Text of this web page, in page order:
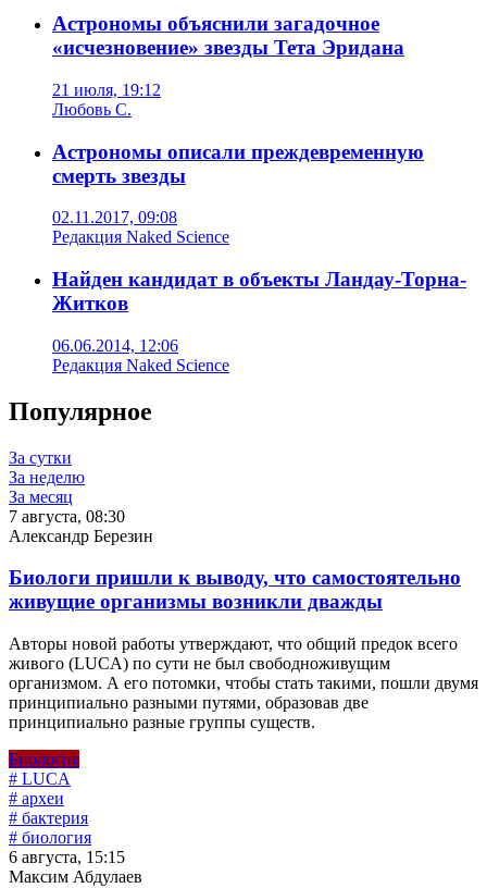
Астрономы объяснили загадочное
«исчезновение» звезды Тета Эридана
21 июля, 19:12
Любовь С.
Астрономы описали преждевременную
смерть звезды
02.11.2017, 09:08
Редакция Naked Science
Найден кандидат в объекты Ландау-Торна-
Житков
06.06.2014, 12:06
Редакция Naked Science
Популярное
За сутки
За неделю
За месяц
7 августа, 08:30
Александр Березин
Биологи пришли к выводу, что самостоятельно
живущие организмы возникли дважды
Авторы новой работы утверждают, что общий предок всего
живого (LUCA) по сути не был свободноживущим
организмом. А его потомки, чтобы стать такими, пошли двумя
принципиально разными путями, образовав две
принципиально разные группы существ.
Биология
# LUCA
# археи
# бактерия
# биология
6 августа, 15:15
Максим Абдулаев